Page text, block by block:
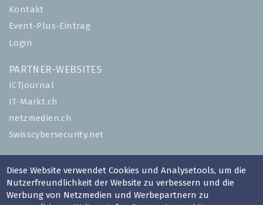
Kontakt
Event-Plus-Eintrag
Login
PARTNER-WEBSITES
ICTjournal
IT-Markt.ch
netzmedien.ch
Swisscybersecurity.net
Impressum
AGB
Diese Website verwendet Cookies und Analysetools, um die
Nutzerfreundlichkeit der Website zu verbessern und die
Werbung von Netzmedien und Werbepartnern zu